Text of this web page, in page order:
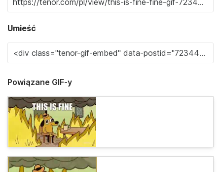
Umieść
Powiązane GIF-y